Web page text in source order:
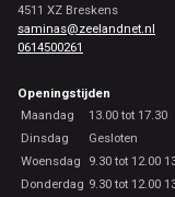
4511 XZ Breskens
saminas@zeelandnet.nl
0614500261
Openingstijden
Maandag
13.00 tot 17.30
Dinsdag
Gesloten
Woensdag
9.30 tot 12.00
Donderdag 9.30 tot 12.00